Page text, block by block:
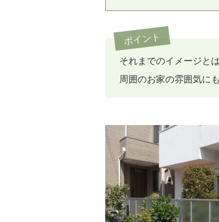
ポイント
それまでのイメージと
周囲のお家の雰囲気に